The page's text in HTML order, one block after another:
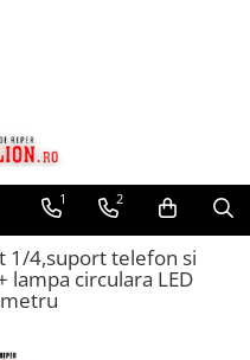
1 2
1/4,suport telefon si
circulara LED